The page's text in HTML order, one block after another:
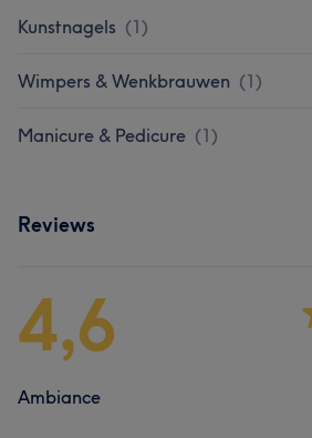
Kunstnagels (1)
Wimpers & Wenkbrauwen (1)
Manicure & Pedicure (1)
Reviews
4,6
Ambiance